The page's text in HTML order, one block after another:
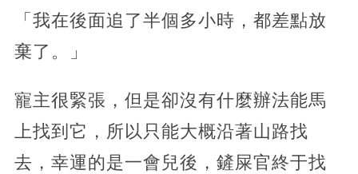
「我在後面追了半個多小時，都差點放
棄了。」
寵主很緊張，但是卻沒有什麼辦法能馬
上找到它，所以只能大概沿著山路找
去，幸運的是一會兒後，鏟屎官終于找